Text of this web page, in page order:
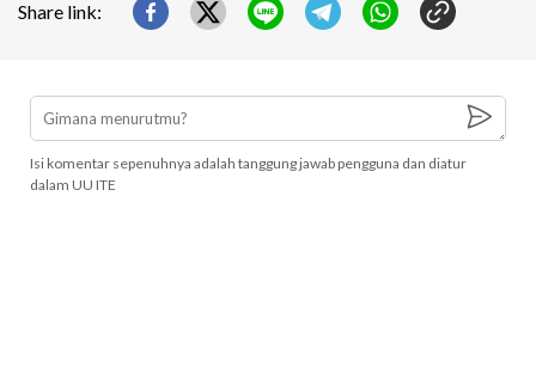
Share link:
Isi komentar sepenuhnya adalah tanggung jawab pengguna dan diatur
dalam UU ITE